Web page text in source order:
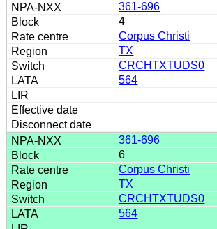
361-696
4
Corpus Christi
TX
CRCHTXTUDS0
564
361-696
6
Corpus Christi
TX
CRCHTXTUDS0
564